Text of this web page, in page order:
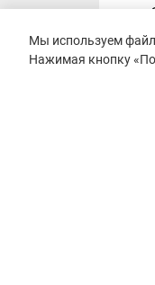
Мы используем
Нажимая кнопку